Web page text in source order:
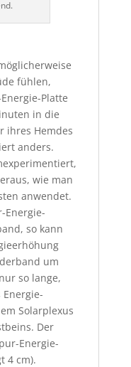
fühlen,
Platte
in die
ihres Hemdes
anders.
wie man
anwendet.
Energie-
so kann
um
so lange,
Solarplexus
Der
Energie-
4 cm).